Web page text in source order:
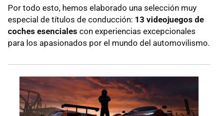
Por todo esto, hemos elaborado una selección muy
especial de títulos de conducción: 13 videojuegos de
coches esenciales con experiencias excepcionales
para los apasionados por el mundo del automovilismo.